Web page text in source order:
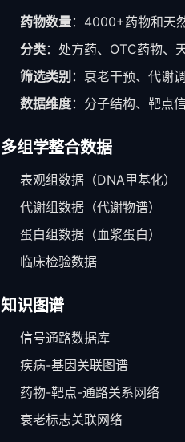
药物数量：4000+药物和天
分类：处方药、OTC药物、
筛选类别 ：衰老干预、代谢
数据维度：分子结构、靶点
多组学整合数据
表观组数据（DNA甲基化）
代谢组数据（代谢物谱）
蛋白组数据（血浆蛋白）
临床检验数据
知识图谱
信号通路数据库
疾病-基因关联图谱
药物-靶点-通路关系网络
衰老标志关联网络